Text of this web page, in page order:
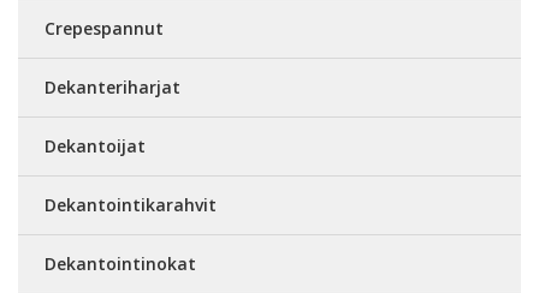
Crepespannut
Dekanteriharjat
Dekantoijat
Dekantointikarahvit
Dekantointinokat